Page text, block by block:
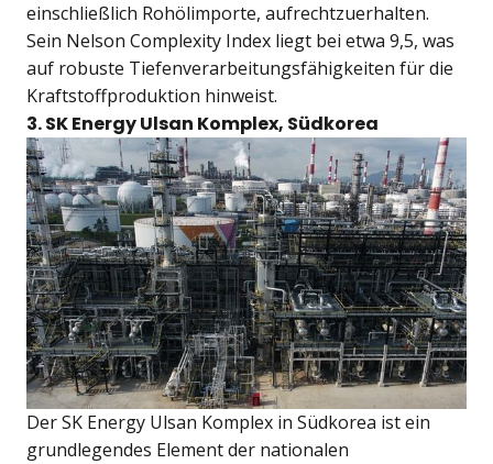
einschließlich Rohölimporte, aufrechtzuerhalten.
Sein Nelson Complexity Index liegt bei etwa 9,5, was
auf robuste Tiefenverarbeitungsfähigkeiten für die
Kraftstoffproduktion hinweist.
3. SK Energy Ulsan Komplex, Südkorea
Der SK Energy Ulsan Komplex in Südkorea ist ein
grundlegendes Element der nationalen